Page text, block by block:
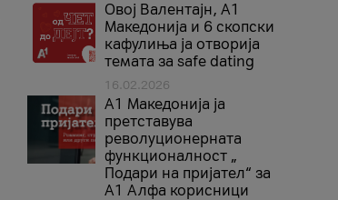
Овој Валентајн, A1
Македонија и 6 скопски
кафулиња ја отворија
темата за safe dating
16.02.2026
А1 Македонија ја
претставува
револуционерната
функционалност „
Подари на пријател“ за
А1 Алфа корисници